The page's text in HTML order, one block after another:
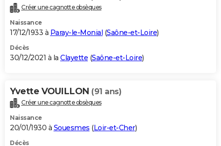
Créer une cagnotte obsèques
Naissance
17/12/1933 à Paray-le-Monial (Saône-et-Loire)
Décès
30/12/2021 à la Clayette (Saône-et-Loire)
Yvette VOUILLON (91 ans)
Créer une cagnotte obsèques
Naissance
20/01/1930 à Souesmes (Loir-et-Cher)
Décès